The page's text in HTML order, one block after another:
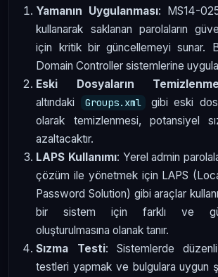
Yamanın Uygulanması: MS14-
kullanarak saklanan parolaların
için kritik bir güncellemeyi sunar.
Domain Controller sistemlerine
Eski Dosyaların
altındaki
Groups.xml
gibi eski
olarak temizlenmesi, potansiyel
azaltacaktır.
LAPS Kullanımı: Yerel admin
çözüm ile yönetmek için LAPS
Password Solution) gibi araçlar
bir sistem için farklı ve
oluşturulmasına olanak tanır.
Sızma Testi: Sistemlerde
testleri yapmak ve bulgulara uygun